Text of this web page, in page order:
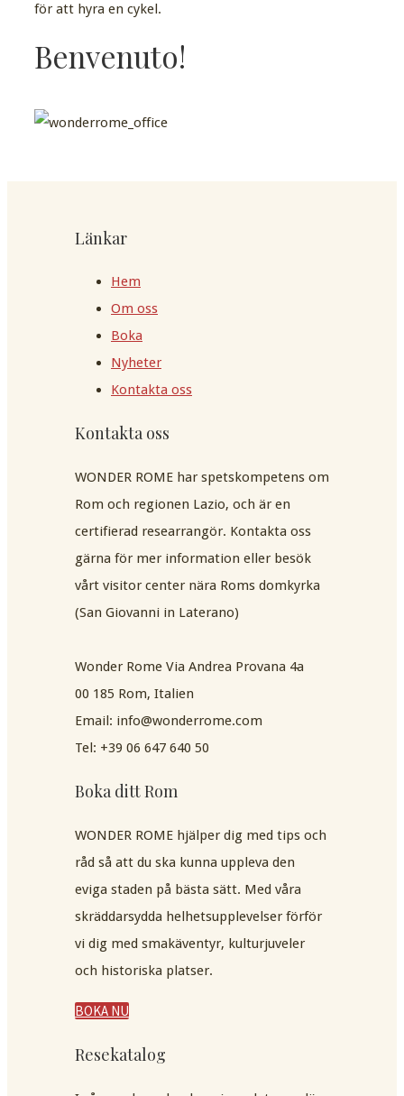
för att hyra en cykel.
Benvenuto!
Länkar
Hem
Om oss
Boka
Nyheter
Kontakta oss
Kontakta oss
WONDER ROME har spetskompetens om
Rom och regionen Lazio, och är en
certifierad researrangör. Kontakta oss
gärna för mer information eller besök
vårt visitor center nära Roms domkyrka
(San Giovanni in Laterano)
Wonder Rome Via Andrea Provana 4a
00 185 Rom, Italien
Email: info@wonderrome.com
Tel: +39 06 647 640 50
Boka ditt Rom
WONDER ROME hjälper dig med tips och
råd så att du ska kunna uppleva den
eviga staden på bästa sätt. Med våra
skräddarsydda helhetsupplevelser förför
vi dig med smakäventyr, kulturjuveler
och historiska platser.
BOKA NU
Resekatalog